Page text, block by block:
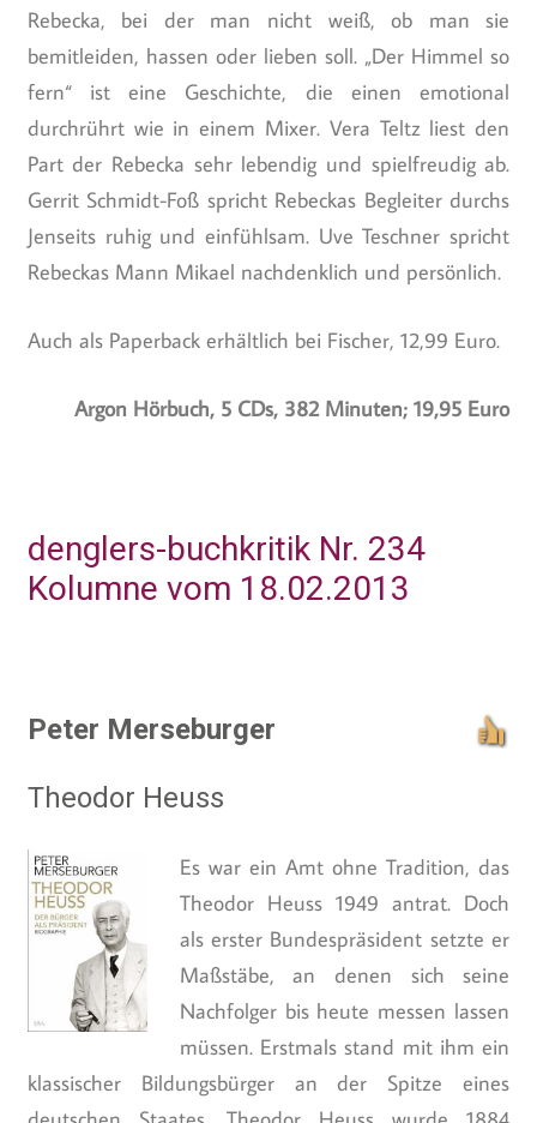
Rebecka, bei der man nicht weiß, ob man sie
bemitleiden, hassen oder lieben soll. „Der Himmel so
fern“ ist eine Geschichte, die einen emotional
durchrührt wie in einem Mixer. Vera Teltz liest den
Part der Rebecka sehr lebendig und spielfreudig ab.
Gerrit Schmidt-Foß spricht Rebeckas Begleiter durchs
Jenseits ruhig und einfühlsam. Uve Teschner spricht
Rebeckas Mann Mikael nachdenklich und persönlich.
Auch als Paperback erhältlich bei Fischer, 12,99 Euro.
Argon Hörbuch, 5 CDs, 382 Minuten; 19,95 Euro
denglers-buchkritik Nr. 234
Kolumne vom 18.02.2013
Peter Merseburger
Theodor Heuss
Es war ein Amt ohne Tradition, das
Theodor Heuss 1949 antrat. Doch
als erster Bundespräsident setzte er
Maßstäbe, an denen sich seine
Nachfolger bis heute messen lassen
müssen. Erstmals stand mit ihm ein
klassischer Bildungsbürger an der Spitze eines